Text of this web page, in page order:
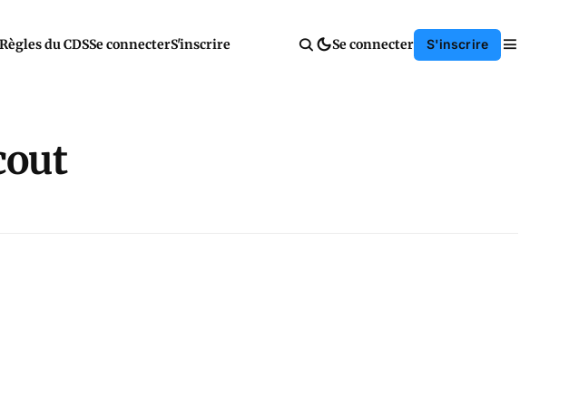
du CDSSe connecterS'inscrire Se connecter S'inscrire